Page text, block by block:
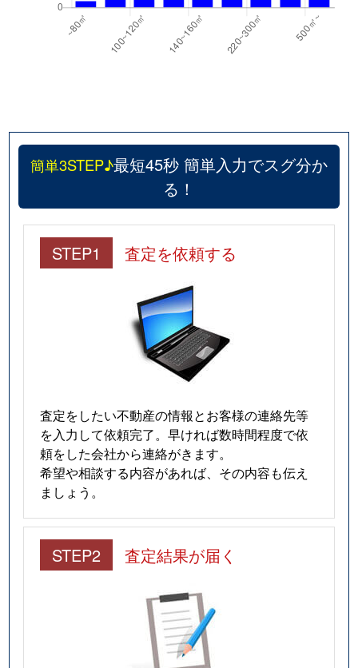
簡単3STEP♪最短45秒 簡単入力でスグ分か
る！
STEP1 査定を依頼する
査定をしたい不動産の情報とお客様の連絡先等
を入力して依頼完了。早ければ数時間程度で依
頼をした会社から連絡がきます。
希望や相談する内容があれば、その内容も伝え
ましょう。
STEP2 査定結果が届く